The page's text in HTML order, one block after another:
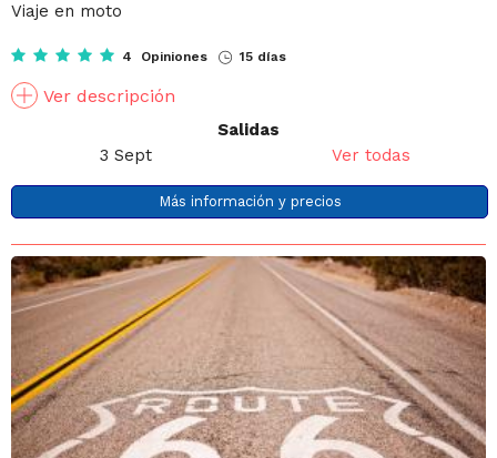
Viaje en moto
4 Opiniones 15 días
Ver descripción
Salidas
3 Sept
Ver todas
Más información y precios